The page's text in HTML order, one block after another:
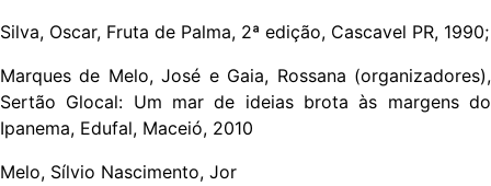
Silva, Oscar, Fruta de Palma, 2ª edição, Cascavel PR, 1990;
Marques de Melo, José e Gaia, Rossana (organizadores),
Sertão Glocal: Um mar de ideias brota às margens do
Ipanema, Edufal, Maceió, 2010
Melo, Sílvio Nascimento, Jor